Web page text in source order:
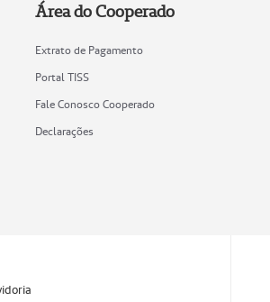
Área do Cooperado
Extrato de Pagamento
Portal TISS
Fale Conosco Cooperado
Declarações